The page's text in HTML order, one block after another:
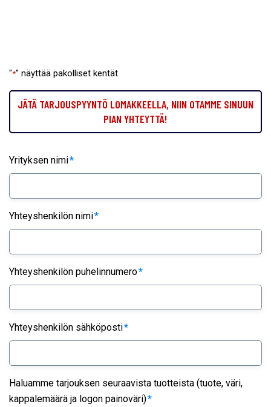
"*" näyttää pakolliset kentät
JÄTÄ TARJOUSPYYNTÖ LOMAKKEELLA, NIIN OTAMME SINUUN
PIAN YHTEYTTÄ!
Yrityksen nimi*
Yhteyshenkilön nimi*
Yhteyshenkilön puhelinnumero*
Yhteyshenkilön sähköposti*
Haluamme tarjouksen seuraavista tuotteista (tuote, väri,
kappalemäärä ja logon painoväri)*